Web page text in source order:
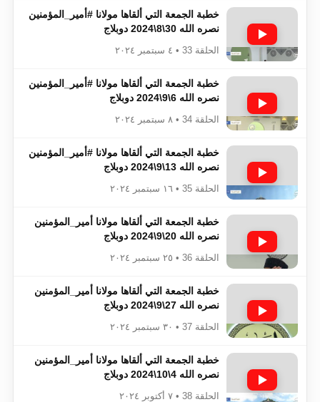
خطبة الجمعة التي ألقاها مولانا #أمير_المؤمنين​​​​​​
نصره الله 30\8\2024 دوبلاج
الحلقة 33 • ٤ سبتمبر ٢٠٢٤
خطبة الجمعة التي ألقاها مولانا #أمير_المؤمنين​​​​​​
نصره الله 6\9\2024 دوبلاج
الحلقة 34 • ٨ سبتمبر ٢٠٢٤
خطبة الجمعة التي ألقاها مولانا #أمير_المؤمنين​​​​​​
نصره الله 13\9\2024 دوبلاج
الحلقة 35 • ١٦ سبتمبر ٢٠٢٤
خطبة الجمعة التي ألقاها مولانا أمير_المؤمنين​​​​​​
نصره الله 20\9\2024 دوبلاج
الحلقة 36 • ٢٥ سبتمبر ٢٠٢٤
خطبة الجمعة التي ألقاها مولانا أمير_المؤمنين​​​​​​
نصره الله 27\9\2024 دوبلاج
الحلقة 37 • ٣٠ سبتمبر ٢٠٢٤
خطبة الجمعة التي ألقاها مولانا أمير_المؤمنين​​​​​​
نصره الله 4\10\2024 دوبلاج
الحلقة 38 • ٧ أكتوبر ٢٠٢٤